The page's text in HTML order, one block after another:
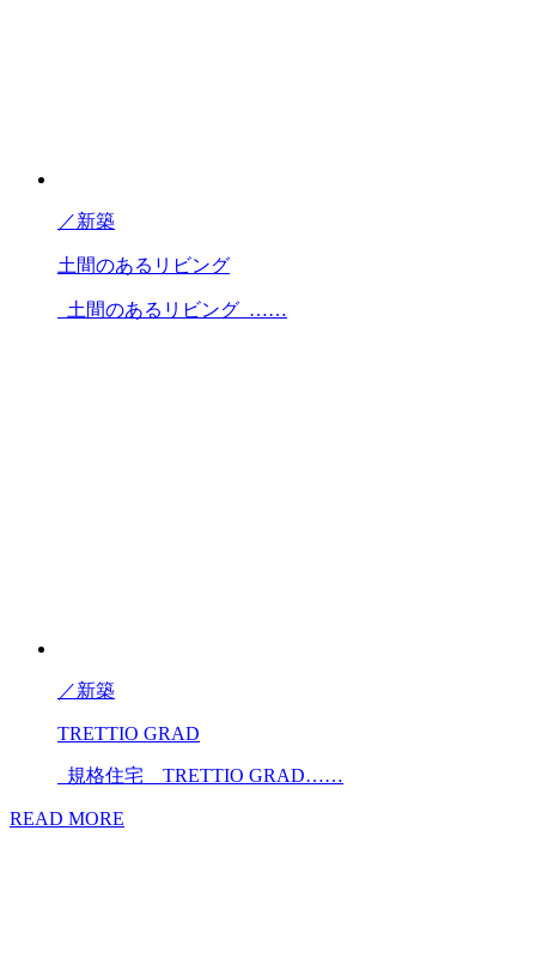
／新築
土間のあるリビング
土間のあるリビング ……
／新築
TRETTIO GRAD
規格住宅 TRETTIO GRAD……
READ MORE